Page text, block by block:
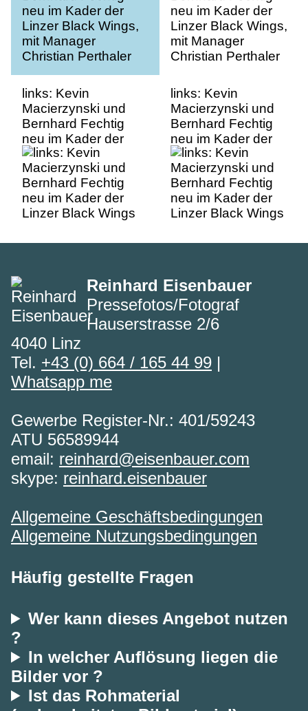
links: Kevin
Macierzynski und
Bernhard Fechtig
neu im Kader der
Linzer Black Wings
links: Kevin
Macierzynski und
Bernhard Fechtig
neu im Kader der
Linzer Black Wings
Reinhard Eisenbauer
Pressefotos/Fotograf
Hauserstrasse 2/6
4040 Linz
Tel. +43 (0) 664 / 165 44 99 |
Whatsapp me
Gewerbe Register-Nr.: 401/59243
ATU 56589944
email: reinhard@eisenbauer.com
skype: reinhard.eisenbauer
Allgemeine Geschäftsbedingungen
Allgemeine Nutzungsbedingungen
Häufig gestellte Fragen
Wer kann dieses Angebot nutzen
?
In welcher Auflösung liegen die
Bilder vor ?
Ist das Rohmaterial